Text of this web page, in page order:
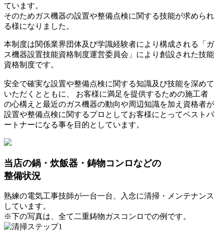
ています。
そのためガス機器の設置や整備点検に関する技能が求められ
る様になりました。
本制度は関係業界団体及び学識経験者により構成される「ガ
ス機器設置技能資格制度運営委員会」により創設された技能
資格制度です。
安全で確実な設置や整備点検に関する知識及び技能を深めて
いただくとともに、 お客様に満足を提供するための施工者
の心構えと最近のガス機器の動向や周辺知識を加え資格者が
設置や整備点検に関するプロとしてお客様にとってベストパ
ートナーになる事を目的としています。
当店の鍋・炊飯器・鋳物コンロなどの
整備状況
熟練の電気工事技師が一台一台、入念に清掃・メンテナンス
しています。
※下の写真は、全て二重鋳物ガスコンロでの例です。